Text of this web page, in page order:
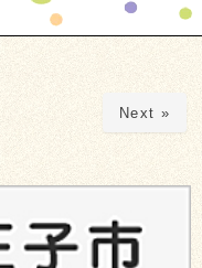
Next »